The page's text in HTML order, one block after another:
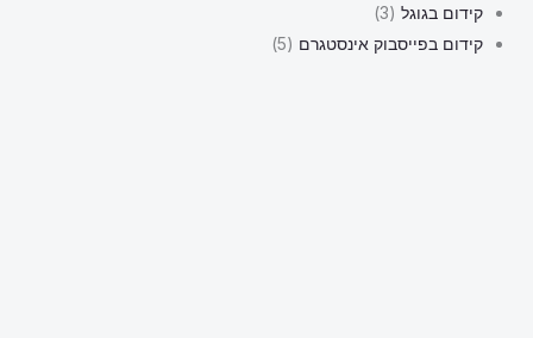
קידום בגוגל (3)
קידום בפייסבוק אינסטגרם (5)